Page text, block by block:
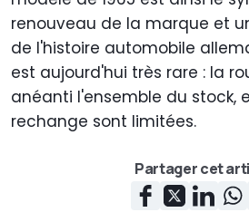
renouveau de la marque et
de l'histoire automobile
est aujourd'hui très rare : la
anéanti l'ensemble du stock,
rechange sont limitées.
Partager cet